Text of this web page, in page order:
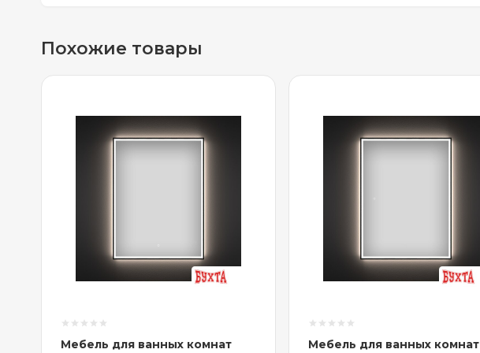
Похожие товары
Мебель для ванных комнат
Мебель для ванных комнат